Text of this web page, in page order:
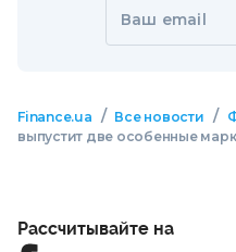
Ваш email
Finance.ua / Все новости /
выпустит две особенные
Рассчитывайте на